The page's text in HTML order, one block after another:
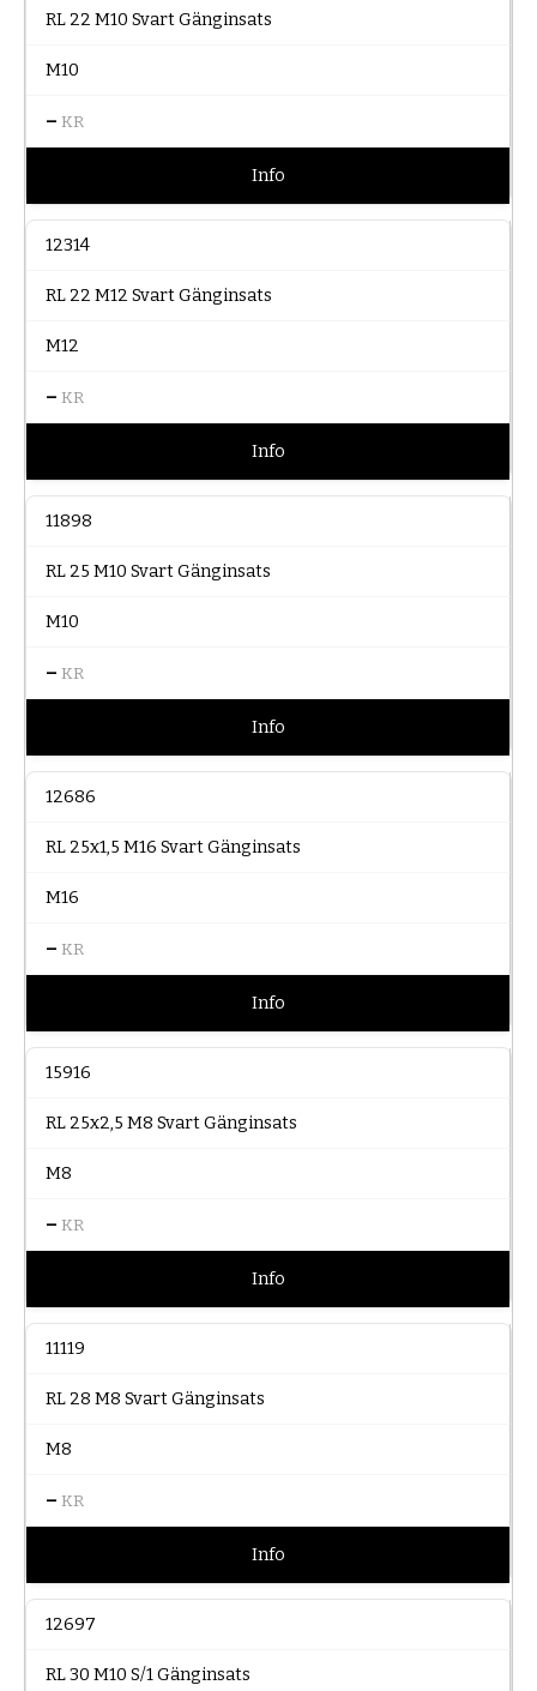
RL 22 M10 Svart Gänginsats
M10
– KR
Info
12314
RL 22 M12 Svart Gänginsats
M12
– KR
Info
11898
RL 25 M10 Svart Gänginsats
M10
– KR
Info
12686
RL 25x1,5 M16 Svart Gänginsats
M16
– KR
Info
15916
RL 25x2,5 M8 Svart Gänginsats
M8
– KR
Info
11119
RL 28 M8 Svart Gänginsats
M8
– KR
Info
12697
RL 30 M10 S/1 Gänginsats